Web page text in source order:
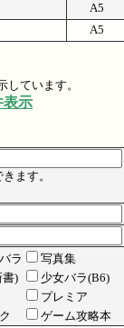
A5
A5
しています。
表示
ます。
ラ
写真集
書)
少女バラ(B6)
プレミア
ゲーム攻略本